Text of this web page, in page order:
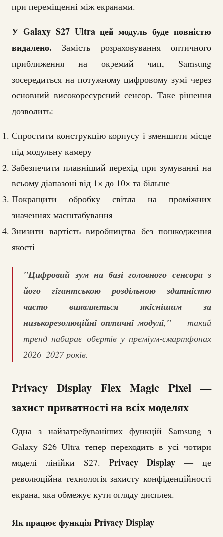
при переміщенні між екранами.
У Galaxy S27 Ultra цей модуль буде повністю
видалено. Замість розраховування оптичного
приближення на окремий чип, Samsung
зосередиться на потужному цифровому зумі через
основний високоресурсний сенсор. Таке рішення
дозволить:
Спростити конструкцію корпусу і зменшити місце
під модульну камеру
Забезпечити плавніший перехід при зумуванні на
всьому діапазоні від 1× до 10× та більше
Покращити обробку світла на проміжних
значеннях масштабування
Знизити вартість виробництва без пошкодження
якості
"Цифровий зум на базі головного сенсора з
його гігантською роздільною здатністю
часто виявляється якіснішим за
низькорезолюційні оптичні модулі," — такий
тренд набирає обертів у преміум-смартфонах
2026–2027 років.
Privacy Display Flex Magic Pixel —
захист приватності на всіх моделях
Одна з найзатребуваніших функцій Samsung з
Galaxy S26 Ultra тепер переходить в усі чотири
моделі лінійки S27. Privacy Display — це
революційна технологія захисту конфіденційності
екрана, яка обмежує кути огляду дисплея.
Як працює функція Privacy Display